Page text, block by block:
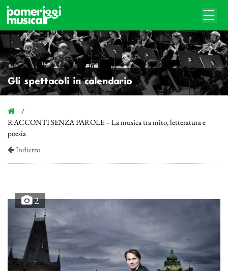
Gli spettacoli in calendario
RACCONTI SENZA PAROLE – La musica tra mito, letteratura e
poesia
Indietro
2